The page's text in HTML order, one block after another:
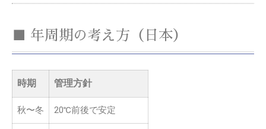
■ 年周期の考え方（日本）
時期 管理方針
秋〜冬 20℃前後で安定